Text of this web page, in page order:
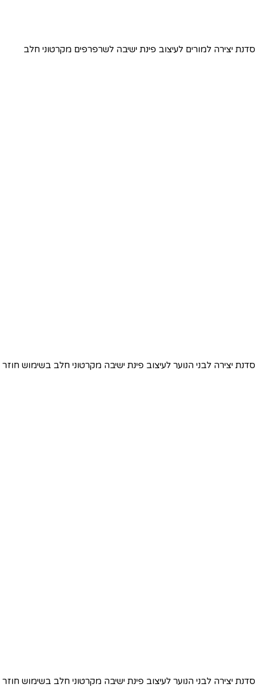
סדנת יצירה למורים לעיצוב פינת ישיבה לשרפרפים מקרטוני חלב
סדנת יצירה לבני הנוער לעיצוב פינת ישיבה מקרטוני חלב בשימוש חוזר
סדנת יצירה לבני הנוער לעיצוב פינת ישיבה מקרטוני חלב בשימוש חוזר